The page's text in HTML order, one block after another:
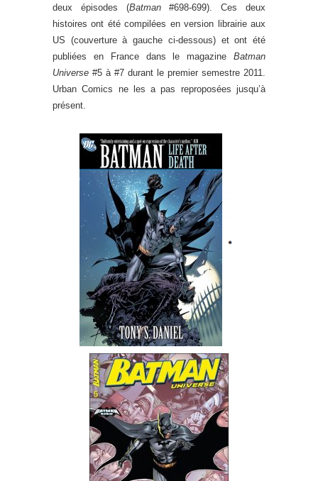
deux épisodes (Batman#698-699). Ces deux
histoires ont été compilées en version librairie aux
US (couverture à gauche ci-dessous) et ont été
publiées en France dans le magazine Batman
Universe #5 à #7 durant le premier semestre 2011.
Urban Comics ne les a pas reproposées jusqu’à
présent.